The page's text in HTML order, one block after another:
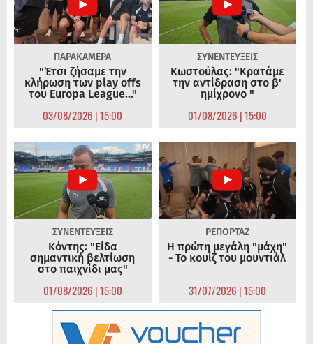
ΠΑΡΑΚΑΜΕΡΑ
"Έτσι ζήσαμε την
κλήρωση των play offs
του Europa League..."
03/08/2026 | 15:00
ΣΥΝΕΝΤΕΥΞΕΙΣ
Κωστούλας: "Κρατάμε
την αντίδραση στο β'
ημίχρονο "
01/08/2026 | 15:00
ΣΥΝΕΝΤΕΥΞΕΙΣ
Κόντης: "Είδα
σημαντική βελτίωση
στο παιχνίδι μας"
01/08/2026 | 15:00
ΡΕΠΟΡΤΑΖ
Η πρώτη μεγάλη "μάχη"
- Το κουίζ του μουντιάλ
31/07/2026 | 15:00